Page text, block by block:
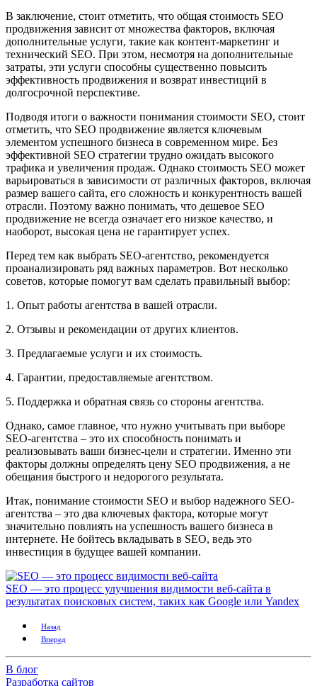
В заключение, стоит отметить, что общая стоимость SEO
продвижения зависит от множества факторов, включая
дополнительные услуги, такие как контент-маркетинг и
технический SEO. При этом, несмотря на дополнительные
затраты, эти услуги способны существенно повысить
эффективность продвижения и возврат инвестиций в
долгосрочной перспективе.
Подводя итоги о важности понимания стоимости SEO, стоит
отметить, что SEO продвижение является ключевым
элементом успешного бизнеса в современном мире. Без
эффективной SEO стратегии трудно ожидать высокого
трафика и увеличения продаж. Однако стоимость SEO может
варьироваться в зависимости от различных факторов, включая
размер вашего сайта, его сложность и конкурентность вашей
отрасли. Поэтому важно понимать, что дешевое SEO
продвижение не всегда означает его низкое качество, и
наоборот, высокая цена не гарантирует успех.
Перед тем как выбрать SEO-агентство, рекомендуется
проанализировать ряд важных параметров. Вот несколько
советов, которые помогут вам сделать правильный выбор:
1. Опыт работы агентства в вашей отрасли.
2. Отзывы и рекомендации от других клиентов.
3. Предлагаемые услуги и их стоимость.
4. Гарантии, предоставляемые агентством.
5. Поддержка и обратная связь со стороны агентства.
Однако, самое главное, что нужно учитывать при выборе
SEO-агентства – это их способность понимать и
реализовывать ваши бизнес-цели и стратегии. Именно эти
факторы должны определять цену SEO продвижения, а не
обещания быстрого и недорогого результата.
Итак, понимание стоимости SEO и выбор надежного SEO-
агентства – это два ключевых фактора, которые могут
значительно повлиять на успешность вашего бизнеса в
интернете. Не бойтесь вкладывать в SEO, ведь это
инвестиция в будущее вашей компании.
SEO — это процесс улучшения видимости веб-сайта в
результатах поисковых систем, таких как Google или Yandex
Назад
Вперед
В блог
Разработка сайтов